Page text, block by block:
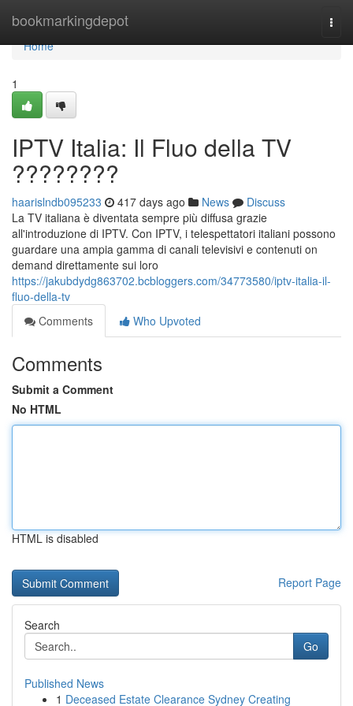
bookmarkingdepot
Home
Home
1
IPTV Italia: Il Fluo della TV
????????
haarislndb095233 417 days ago News
Discuss
La TV italiana è diventata sempre più diffusa grazie
all'introduzione di IPTV. Con IPTV, i telespettatori italiani possono
guardare una ampia gamma di canali televisivi e contenuti on
demand direttamente sui loro
https://jakubdydg863702.bcbloggers.com/34773580/iptv-italia-il-
fluo-della-tv
Comments
Who Upvoted
Comments
Submit a Comment
No HTML
HTML is disabled
Report Page
Search
Go
Published News
1 Deceased Estate Clearance Sydney Creating